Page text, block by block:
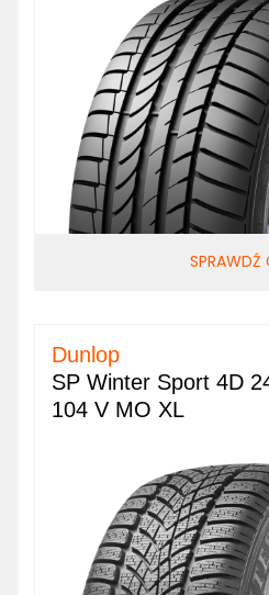
SPRAWDŹ
Dunlop
SP Winter Sport 4D
104 V MO XL